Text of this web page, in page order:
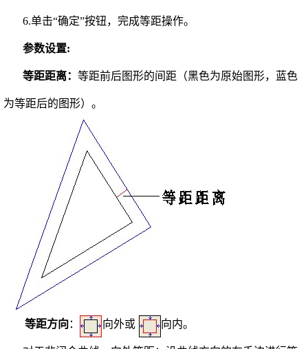
6.单击“确定”按钮，完成等距操作。
参数设置:
等距距离：等距前后图形的间距（黑色为原始图形，蓝色
为等距后的图形）。
等距方向 ： 向外或 向内。